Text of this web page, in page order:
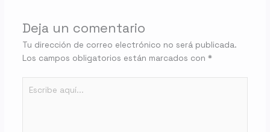
Deja un comentario
Tu dirección de correo electrónico no será publicada.
Los campos obligatorios están marcados con *
aquí...